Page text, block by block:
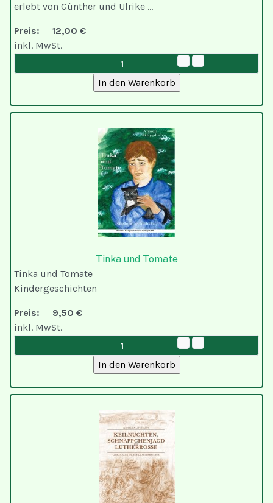
erlebt von Günther und Ulrike ...
Preis:
12,00 €
inkl. MwSt.
Tinka und Tomate
Tinka und Tomate
Kindergeschichten
Preis:
9,50 €
inkl. MwSt.